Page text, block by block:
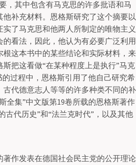
，其中包含有马克思的许多批语和马
补充材料。恩格斯研究了这个摘要以
了马克思和他两人所制定的唯物主义
看法，因此，他认为有必要广泛利用
这本书中的某些结论和实际材料，来
把这看做“在某种程度上是执行”马克
过程中，恩格斯引用了他自己研究希
古代德意志人等等的许多种类不同的补
全集”中文版第19卷所载的恩格斯著作
古代历史”和“法兰克时代”，以及其他
著作发表在德国社会民主党的公开理论